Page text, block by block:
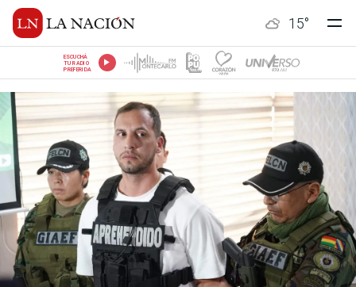
15°
ESCUCHÁ
TU RADIO
PREFERIDA